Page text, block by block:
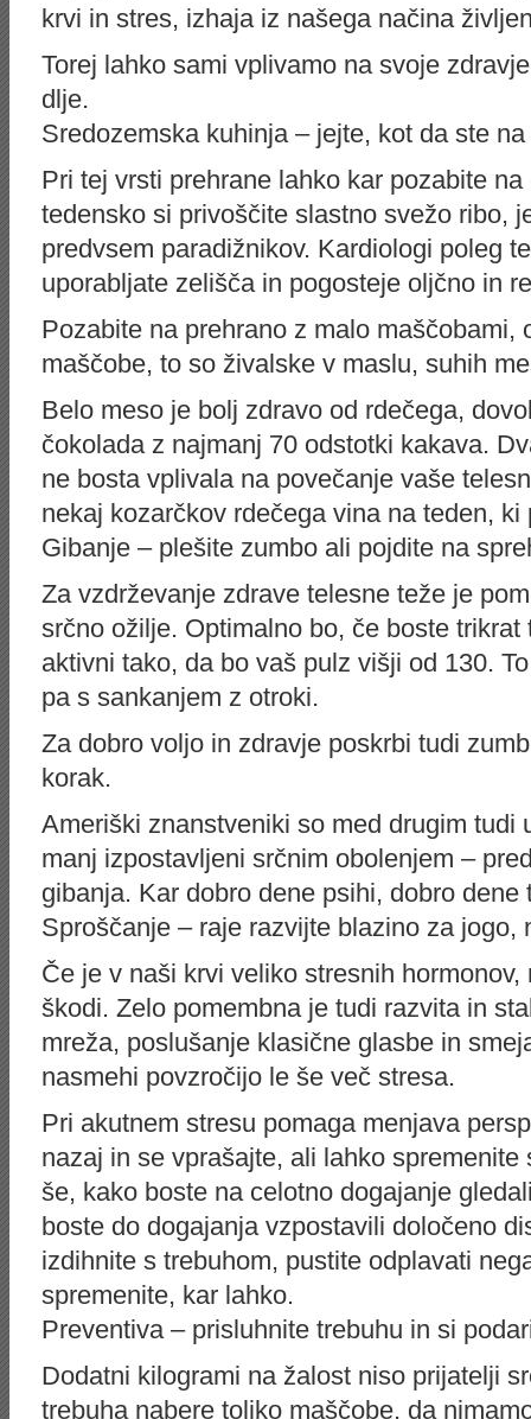
krvi in stres, izhaja iz našega načina
Torej lahko sami vplivamo na svoje
dlje.
Sredozemska kuhinja – jejte, kot da ste
Pri tej vrsti prehrane lahko kar pozabite
tedensko si privoščite slastno svežo ribo,
predvsem paradižnikov. Kardiologi poleg
uporabljate zelišča in pogosteje oljčno in
Pozabite na prehrano z malo maščobami,
maščobe, to so živalske v maslu, suhih
Belo meso je bolj zdravo od rdečega,
čokolada z najmanj 70 odstotki kakava.
ne bosta vplivala na povečanje vaše
nekaj kozarčkov rdečega vina na teden,
Gibanje – plešite zumbo ali pojdite na
Za vzdrževanje zdrave telesne teže je
srčno ožilje. Optimalno bo, če boste
aktivni tako, da bo vaš pulz višji od 130.
pa s sankanjem z otroki.
Za dobro voljo in zdravje poskrbi tudi
korak.
Ameriški znanstveniki so med drugim tudi
manj izpostavljeni srčnim obolenjem –
gibanja. Kar dobro dene psihi, dobro dene
Sproščanje – raje razvijte blazino za jogo,
Če je v naši krvi veliko stresnih
škodi. Zelo pomembna je tudi razvita in
mreža, poslušanje klasične glasbe in
nasmehi povzročijo le še več stresa.
Pri akutnem stresu pomaga menjava
nazaj in se vprašajte, ali lahko
še, kako boste na celotno dogajanje
boste do dogajanja vzpostavili določeno
izdihnite s trebuhom, pustite odplavati
spremenite, kar lahko.
Preventiva – prisluhnite trebuhu in si
Dodatni kilogrami na žalost niso prijatelji
trebuha nabere toliko maščobe, da